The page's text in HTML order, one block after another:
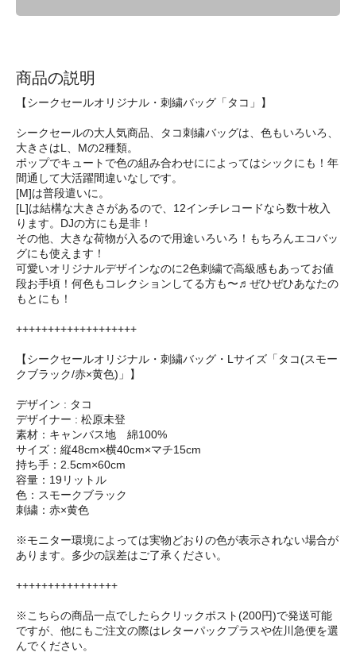
商品の説明
【シークセールオリジナル・刺繍バッグ「タコ」】
シークセールの大人気商品、タコ刺繍バッグは、色もいろいろ、
大きさはL、Mの2種類。
ポップでキュートで色の組み合わせにによってはシックにも！年
間通して大活躍間違いなしです。
[M]は普段遣いに。
[L]は結構な大きさがあるので、12インチレコードなら数十枚入
ります。DJの方にも是非！
その他、大きな荷物が入るので用途いろいろ！もちろんエコバッ
グにも使えます！
可愛いオリジナルデザインなのに2色刺繍で高級感もあってお値
段お手頃！何色もコレクションしてる方も〜♬ぜひぜひあなたの
もとにも！
+++++++++++++++++++
【シークセールオリジナル・刺繍バッグ・Lサイズ「タコ(スモー
クブラック/赤×黄色)」】
デザイン : タコ
デザイナー : 松原未登
素材：キャンバス地 綿100%
サイズ：縦48cm×横40cm×マチ15cm
持ち手：2.5cm×60cm
容量：19リットル
色：スモークブラック
刺繍：赤×黄色
※モニター環境によっては実物どおりの色が表示されない場合が
あります。多少の誤差はご了承ください。
++++++++++++++++
※こちらの商品一点でしたらクリックポスト(200円)で発送可能
ですが、他にもご注文の際はレターパックプラスや佐川急便を選
んでください。